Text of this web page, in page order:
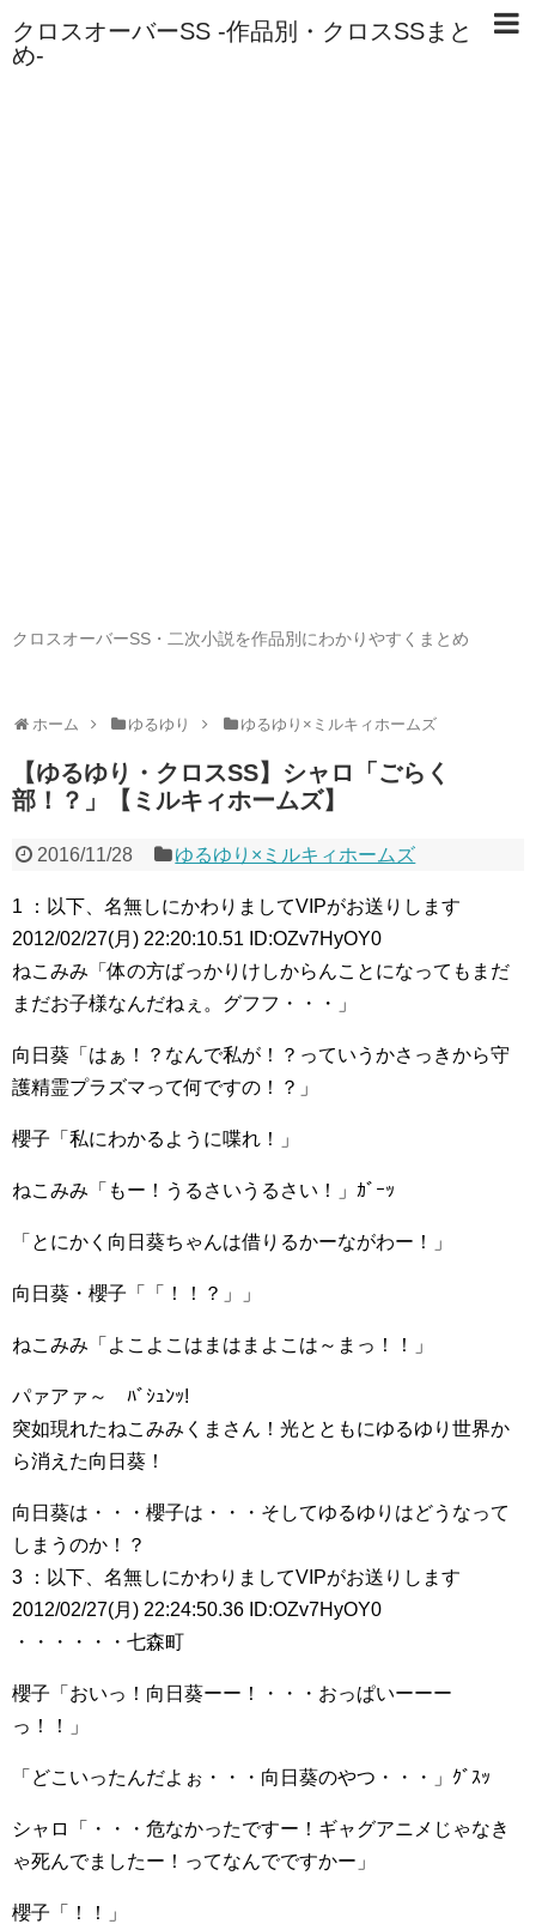
クロスオーバーSS -作品別・クロスSSまと
め-
クロスオーバーSS・二次小説を作品別にわかりやすくまとめ
ホーム ゆるゆり ゆるゆり×ミルキィホームズ
【ゆるゆり・クロスSS】シャロ「ごらく
部！？」【ミルキィホームズ】
2016/11/28 ゆるゆり×ミルキィホームズ
1 ：以下、名無しにかわりましてVIPがお送りします
2012/02/27(月) 22:20:10.51 ID:OZv7HyOY0
ねこみみ「体の方ばっかりけしからんことになってもまだ
まだお子様なんだねぇ。グフフ・・・」
向日葵「はぁ！？なんで私が！？っていうかさっきから守
護精霊プラズマって何ですの！？」
櫻子「私にわかるように喋れ！」
ねこみみ「もー！うるさいうるさい！」ｶﾞｰｯ
「とにかく向日葵ちゃんは借りるかーながわー！」
向日葵・櫻子「「！！？」」
ねこみみ「よこよこはまはまよこは～まっ！！」
パァアァ～ ﾊﾞｼｭﾝｯ!
突如現れたねこみみくまさん！光とともにゆるゆり世界か
ら消えた向日葵！
向日葵は・・・櫻子は・・・そしてゆるゆりはどうなって
しまうのか！？
3 ：以下、名無しにかわりましてVIPがお送りします
2012/02/27(月) 22:24:50.36 ID:OZv7HyOY0
・・・・・・七森町
櫻子「おいっ！向日葵ーー！・・・おっぱいーーー
っ！！」
「どこいったんだよぉ・・・向日葵のやつ・・・」ｸﾞｽｯ
シャロ「・・・危なかったですー！ギャグアニメじゃなき
ゃ死んでましたー！ってなんでですかー」
櫻子「！！」